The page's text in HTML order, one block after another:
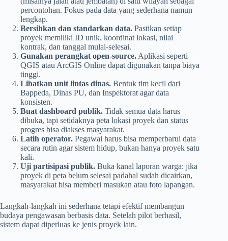
percontohan. Fokus pada data yang sederhana namun
lengkap.
Bersihkan dan standarkan data. Pastikan setiap
proyek memiliki ID unik, koordinat lokasi, nilai
kontrak, dan tanggal mulai-selesai.
Gunakan perangkat open-source. Aplikasi seperti
QGIS atau ArcGIS Online dapat digunakan tanpa biaya
tinggi.
Libatkan unit lintas dinas. Bentuk tim kecil dari
Bappeda, Dinas PU, dan Inspektorat agar data
konsisten.
Buat dashboard publik. Tidak semua data harus
dibuka, tapi setidaknya peta lokasi proyek dan status
progres bisa diakses masyarakat.
Latih operator. Pegawai harus bisa memperbarui data
secara rutin agar sistem hidup, bukan hanya proyek satu
kali.
Uji partisipasi publik. Buka kanal laporan warga: jika
proyek di peta belum selesai padahal sudah dicairkan,
masyarakat bisa memberi masukan atau foto lapangan.
Langkah-langkah ini sederhana tetapi efektif membangun
budaya pengawasan berbasis data. Setelah pilot berhasil,
sistem dapat diperluas ke jenis proyek lain.